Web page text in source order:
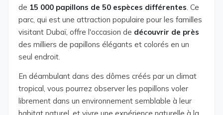
de 15 000 papillons de 50 espèces différentes. Ce
parc, qui est une attraction populaire pour les familles
visitant Dubaï, offre l'occasion de découvrir de près
des milliers de papillons élégants et colorés en un
seul endroit.
En déambulant dans des dômes créés par un climat
tropical, vous pourrez observer les papillons voler
librement dans un environnement semblable à leur